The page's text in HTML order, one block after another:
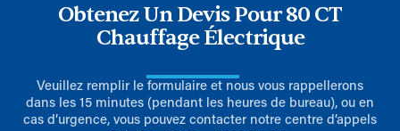
Obtenez Un Devis Pour 80 CT
Chauffage Électrique
Veuillez remplir le formulaire et nous vous rappellerons
dans les 15 minutes (pendant les heures de bureau), ou en
cas d’urgence, vous pouvez contacter notre centre d’appels